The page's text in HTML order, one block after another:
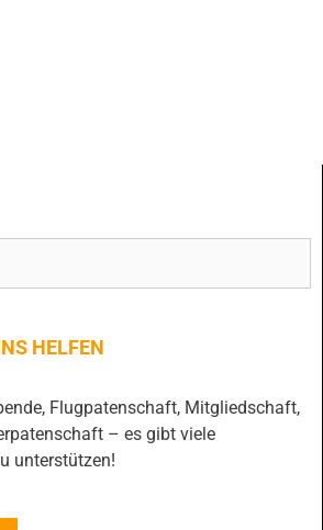
HELFEN
Flugpatenschaft, Mitgliedschaft,
– es gibt viele
unterstützen!